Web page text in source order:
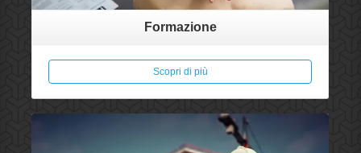
Formazione
Scopri di più